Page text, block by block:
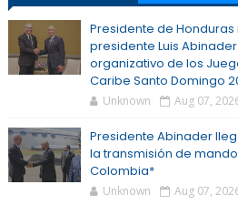
Presidente de
presidente Luis
organizativo de los
Caribe Santo Domingo
Unknown Aug 07,
Presidente Abinader
la transmisión de
Colombia*
Unknown Aug 07,